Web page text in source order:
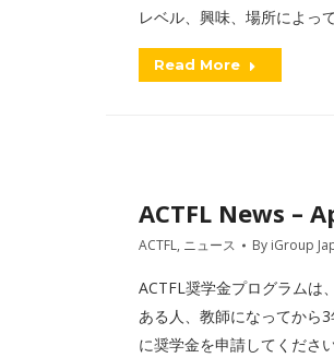
レベル、興味、場所によっ
Read More
ACTFL News –
ACTFL, ニュース By iGroup
ACTFL奨学金プログラムは
ある人、教師になってから
に奨学金を申請してくださ